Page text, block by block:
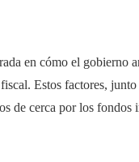
en cómo el gobierno
Estos factores,
de cerca por los fondos